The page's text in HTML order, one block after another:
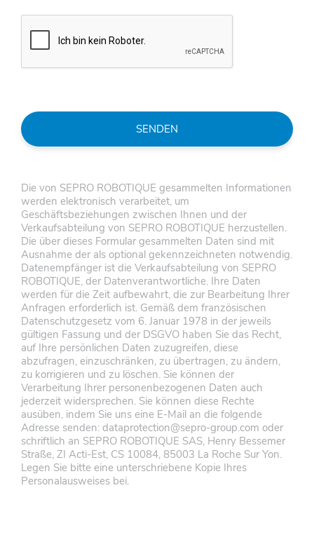
SENDEN
Die von SEPRO ROBOTIQUE gesammelten Informationen
werden elektronisch verarbeitet, um
Geschäftsbeziehungen zwischen Ihnen und der
Verkaufsabteilung von SEPRO ROBOTIQUE herzustellen.
Die über dieses Formular gesammelten Daten sind mit
Ausnahme der als optional gekennzeichneten notwendig.
Datenempfänger ist die Verkaufsabteilung von SEPRO
ROBOTIQUE, der Datenverantwortliche. Ihre Daten
werden für die Zeit aufbewahrt, die zur Bearbeitung Ihrer
Anfragen erforderlich ist. Gemäß dem französischen
Datenschutzgesetz vom 6. Januar 1978 in der jeweils
gültigen Fassung und der DSGVO haben Sie das Recht,
auf Ihre persönlichen Daten zuzugreifen, diese
abzufragen, einzuschränken, zu übertragen, zu ändern,
zu korrigieren und zu löschen. Sie können der
Verarbeitung Ihrer personenbezogenen Daten auch
jederzeit widersprechen. Sie können diese Rechte
ausüben, indem Sie uns eine E-Mail an die folgende
Adresse senden: dataprotection@sepro-group.com oder
schriftlich an SEPRO ROBOTIQUE SAS, Henry Bessemer
Straße, ZI Acti-Est, CS 10084, 85003 La Roche Sur Yon.
Legen Sie bitte eine unterschriebene Kopie Ihres
Personalausweises bei.